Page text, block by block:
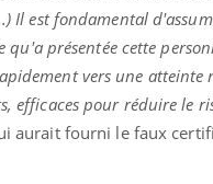
Il est fondamental
qu'a présentée cette
vers une atteinte
pour réduire le
aurait fourni le faux